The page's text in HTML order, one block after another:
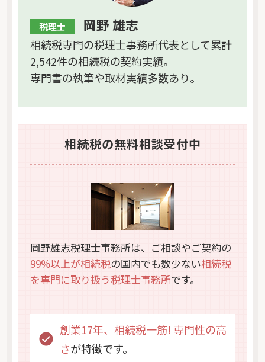
税理士 岡野 雄志
相続税専門の税理士事務所代表として累計
2,542件の相続税の契約実績。
専門書の執筆や取材実績多数あり。
相続税の無料相談受付中
岡野雄志税理士事務所は、ご相談やご契約の
99%以上が相続税の国内でも数少ない相続税
を専門に取り扱う税理士事務所です。
創業17年、相続税一筋! 専門性の高
さが特徴です。